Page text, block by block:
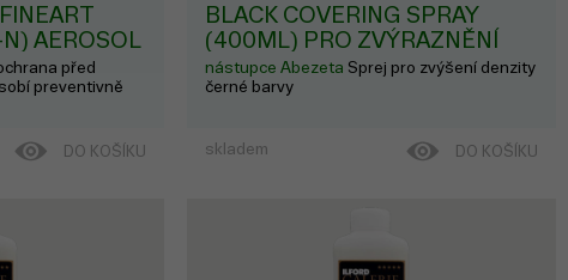
AEROSOL
před
preventivně
DO KOŠÍKU
BLACK COVERING SPRAY
(400ML) PRO ZVÝRAZNĚNÍ
LASEROVÉHO TISKU NA
FILMU
nástupce Abezeta Sprej pro zvýšení denzity
černé barvy
skladem DO KOŠÍKU